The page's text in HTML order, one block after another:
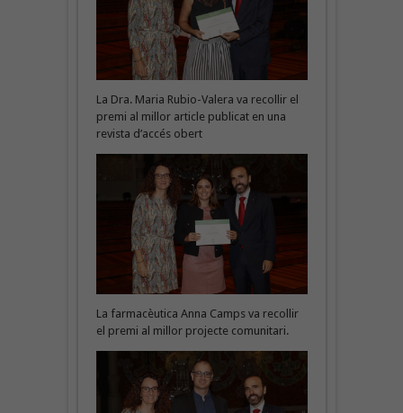
La Dra. Maria Rubio-Valera va recollir el
premi al millor article publicat en una
revista d’accés obert
La farmacèutica Anna Camps va recollir
el premi al millor projecte comunitari.